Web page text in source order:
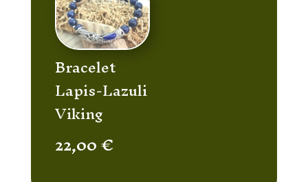
Bracelet
Lapis-Lazuli
Viking
22,00€